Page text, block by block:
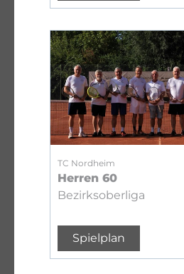
TC Nordheim
Herren 60
Bezirksoberliga
Spielplan